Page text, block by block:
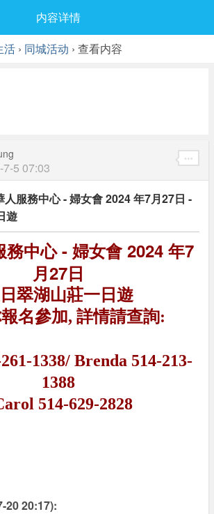
最新发表
内容详情
活 › 同城活动 › 查看内容
5 07:03
人服務中心 - 婦女會 2024 年7月27日 -
遊
務中心 - 婦女會 2024 年7
月27日
翠湖山莊一日遊
名參加, 詳情請查詢:
1338/ Brenda 514-213-
1388
514-629-2828
20 20:17):